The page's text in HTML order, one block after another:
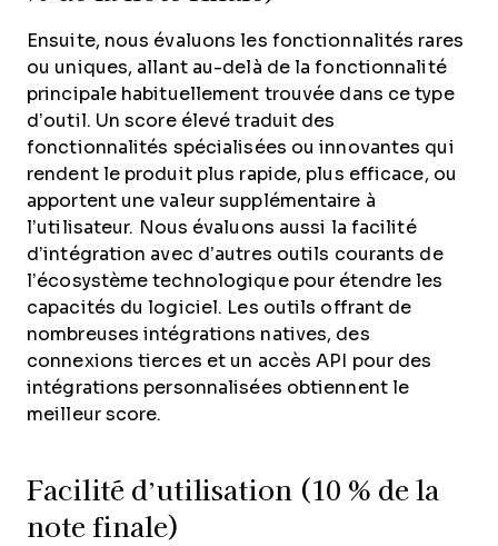
Ensuite, nous évaluons les fonctionnalités rares
ou uniques, allant au-delà de la fonctionnalité
principale habituellement trouvée dans ce type
d’outil. Un score élevé traduit des
fonctionnalités spécialisées ou innovantes qui
rendent le produit plus rapide, plus efficace, ou
apportent une valeur supplémentaire à
l’utilisateur. Nous évaluons aussi la facilité
d’intégration avec d’autres outils courants de
l’écosystème technologique pour étendre les
capacités du logiciel. Les outils offrant de
nombreuses intégrations natives, des
connexions tierces et un accès API pour des
intégrations personnalisées obtiennent le
meilleur score.
Facilité d’utilisation (10 % de la
note finale)